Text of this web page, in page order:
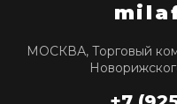
МОСКВА, Торговый